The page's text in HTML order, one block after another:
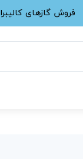
فروش گازهای